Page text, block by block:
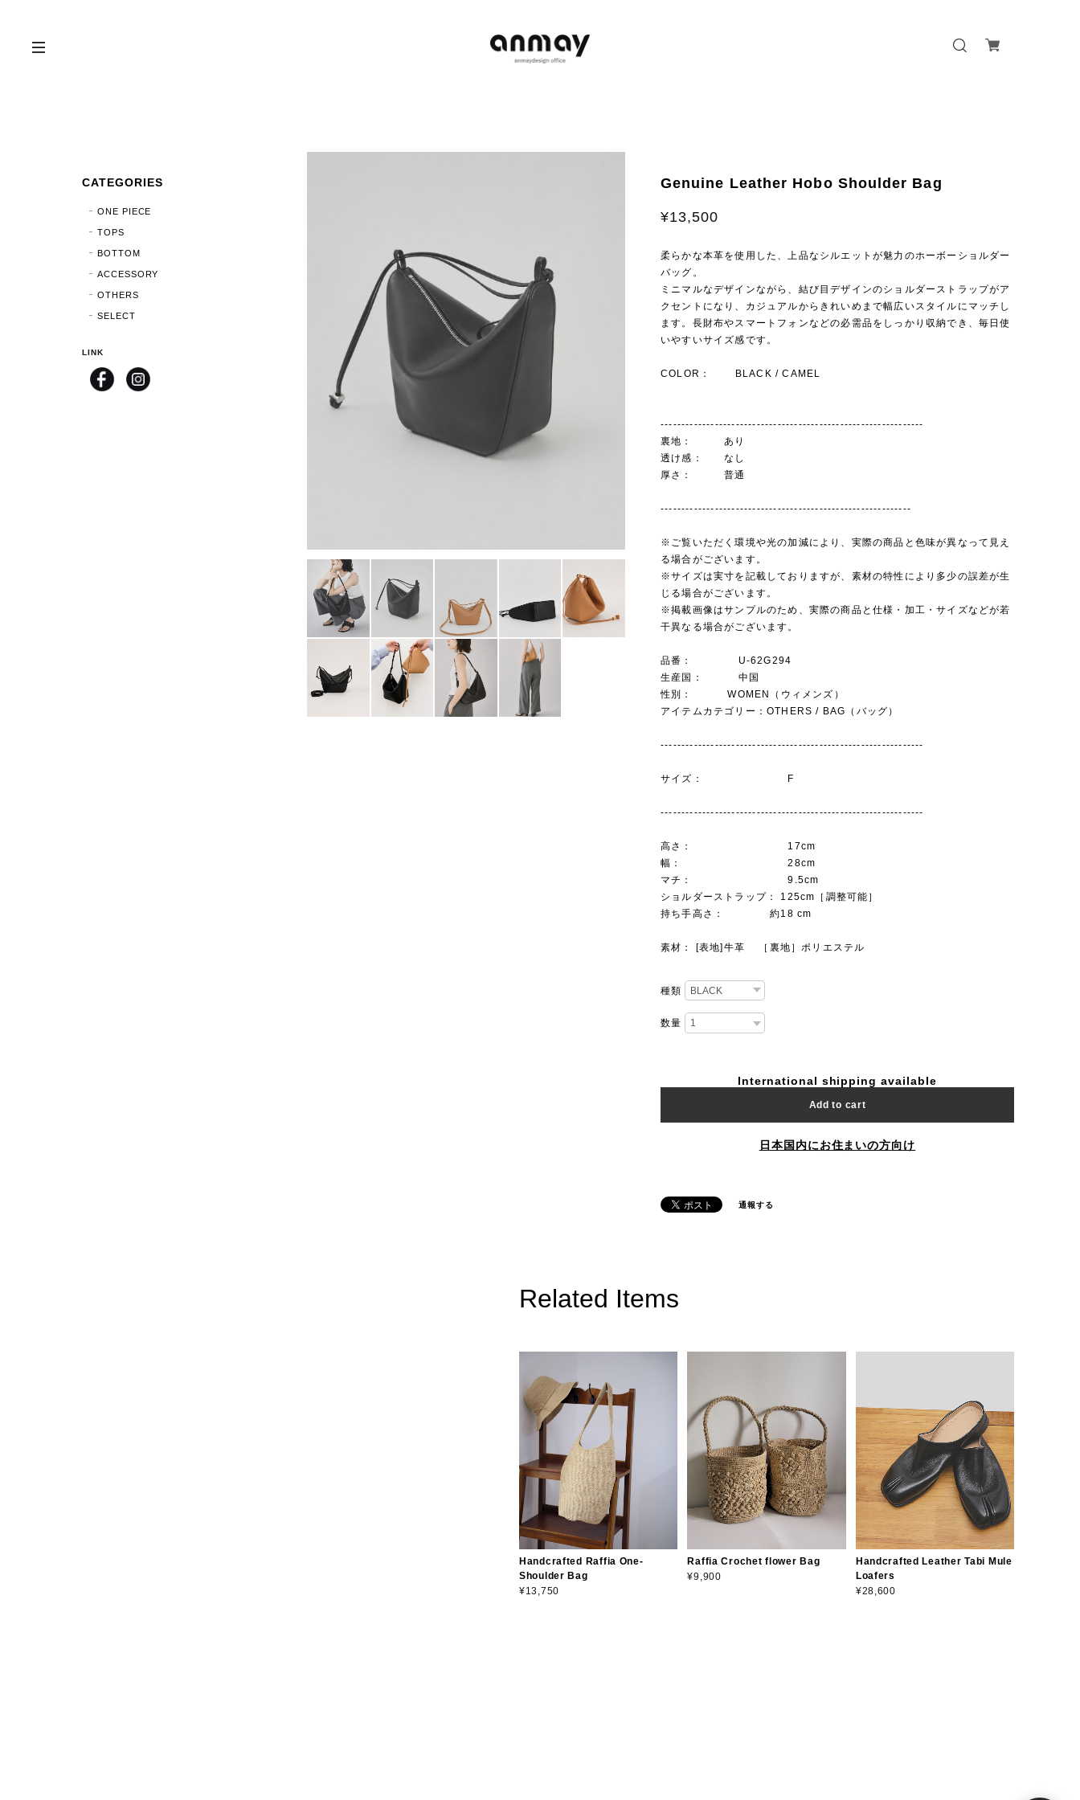
Genuine Leather Hobo Shoulder Bag
¥13,500
柔らかな本革を使用した、上品なシルエットが魅力のホーボーショルダー
バッグ。
ミニマルなデザインながら、結び目デザインのショルダーストラップがア
クセントになり、カジュアルからきれいめまで幅広いスタイルにマッチし
ます。長財布やスマートフォンなどの必需品をしっかり収納でき、毎日使
いやすいサイズ感です。
COLOR： BLACK / CAMEL
---------------------------------------------------------------
裏地： あり
透け感： なし
厚さ： 普通
------------------------------------------------------------
※ご覧いただく環境や光の加減により、実際の商品と色味が異なって見え
る場合がございます。
※サイズは実寸を記載しておりますが、素材の特性により多少の誤差が生
じる場合がございます。
※掲載画像はサンプルのため、実際の商品と仕様・加工・サイズなどが若
干異なる場合がございます。
品番： U-62G294
生産国： 中国
性別： WOMEN（ウィメンズ）
アイテムカテゴリー：OTHERS / BAG（バッグ）
---------------------------------------------------------------
サイズ： F
---------------------------------------------------------------
高さ： 17cm
幅： 28cm
マチ： 9.5cm
ショルダーストラップ： 125cm［調整可能］
持ち手高さ： 約18 cm
素材： [表地]牛革 ［裏地］ポリエステル
種類
数量
International shipping available
Add to cart
日本国内にお住まいの方向け
通報する
Related Items
Handcrafted Raffia One-
Shoulder Bag
¥13,750
Raffia Crochet flower Bag
¥9,900
Handcrafted Leather Tabi Mule
Loafers
¥28,600
CATEGORIES
ONE PIECE
TOPS
BOTTOM
ACCESSORY
OTHERS
SELECT
LINK